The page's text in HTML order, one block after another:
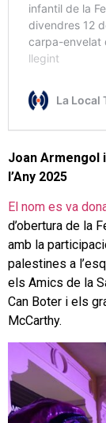
Joan Armengol
l’Any 2025
El nom es va
d’obertura de la
amb la
palestines a
els Amics de la
Can Boter i els
McCarthy.